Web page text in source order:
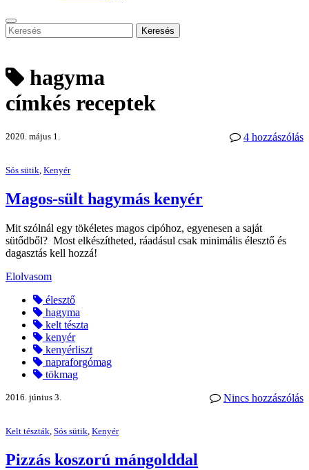
Keresés
hagyma
címkés receptek
4 hozzászólás
2020. május 1.
Sós sütik, Kenyér
Magos-sült hagymás kenyér
Mit szólnál egy tökéletes magos cipóhoz, egyenesen a saját
sütődből? Most elkészítheted, ráadásul csak minimális élesztő és
dagasztás kell hozzá!
Elolvasom
élesztő
hagyma
kelt tészta
kenyér
kenyérliszt
napraforgómag
tökmag
Nincs hozzászólás
2016. június 3.
Kelt tészták, Sós sütik, Kenyér
Pizzás koszorú mángolddal